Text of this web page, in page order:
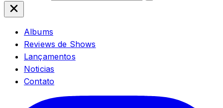
Albums
Reviews de Shows
Lançamentos
Noticias
Contato